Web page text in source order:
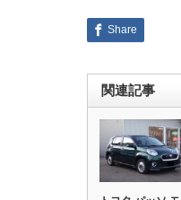
Share
関連記事